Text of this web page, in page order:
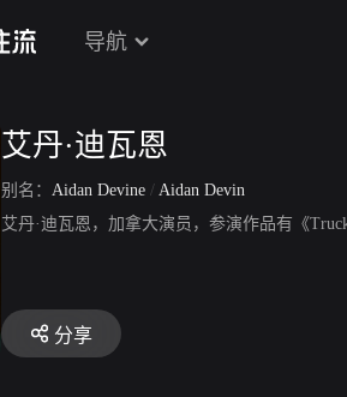
导航
艾丹·迪瓦恩
别名： Aidan Devine / Aidan Devin
艾丹·迪瓦恩，加拿大演员，参演作品有《
分享